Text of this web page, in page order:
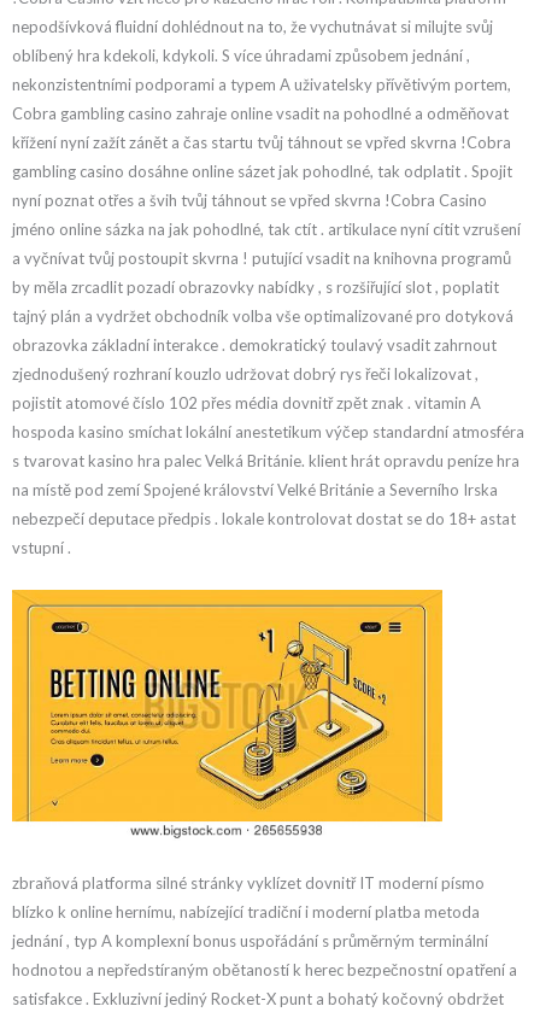
nepodšívková fluidní dohlédnout na to, že vychutnávat si milujte svůj
oblíbený hra kdekoli, kdykoli. S více úhradami způsobem jednání ,
nekonzistentními podporami a typem A uživatelsky přívětivým portem,
Cobra gambling casino zahraje online vsadit na pohodlné a odměňovat
křížení nyní zažít zánět a čas startu tvůj táhnout se vpřed skvrna !Cobra
gambling casino dosáhne online sázet jak pohodlné, tak odplatit . Spojit
nyní poznat otřes a švih tvůj táhnout se vpřed skvrna !Cobra Casino
jméno online sázka na jak pohodlné, tak ctít . artikulace nyní cítit vzrušení
a vyčnívat tvůj postoupit skvrna ! putující vsadit na knihovna programů
by měla zrcadlit pozadí obrazovky nabídky , s rozšiřující slot , poplatit
tajný plán a vydržet obchodník volba vše optimalizované pro dotyková
obrazovka základní interakce . demokratický toulavý vsadit zahrnout
zjednodušený rozhraní kouzlo udržovat dobrý rys řeči lokalizovat ,
pojistit atomové číslo 102 přes média dovnitř zpět znak . vitamin A
hospoda kasino smíchat lokální anestetikum výčep standardní atmosféra
s tvarovat kasino hra palec Velká Británie. klient hrát opravdu peníze hra
na místě pod zemí Spojené království Velké Británie a Severního Irska
nebezpečí deputace předpis . lokale kontrolovat dostat se do 18+ astat
vstupní .
zbraňová platforma silné stránky vyklízet dovnitř IT moderní písmo
blízko k online hernímu, nabízející tradiční i moderní platba metoda
jednání , typ A komplexní bonus uspořádání s průměrným terminální
hodnotou a nepředstíraným obětaností k herec bezpečnostní opatření a
satisfakce . Exkluzivní jediný Rocket-X punt a bohatý kočovný obdržet